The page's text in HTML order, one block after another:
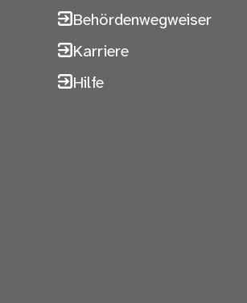
Behördenwegweiser
Karriere
Hilfe